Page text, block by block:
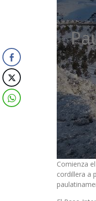
Comienza
cordillera a